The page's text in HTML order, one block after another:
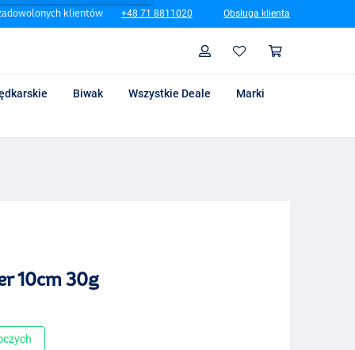
klientów +48 71 8811020 Obsługa klienta
Profil
Biwak Wszystkie Deale
Marki
10cm 30g